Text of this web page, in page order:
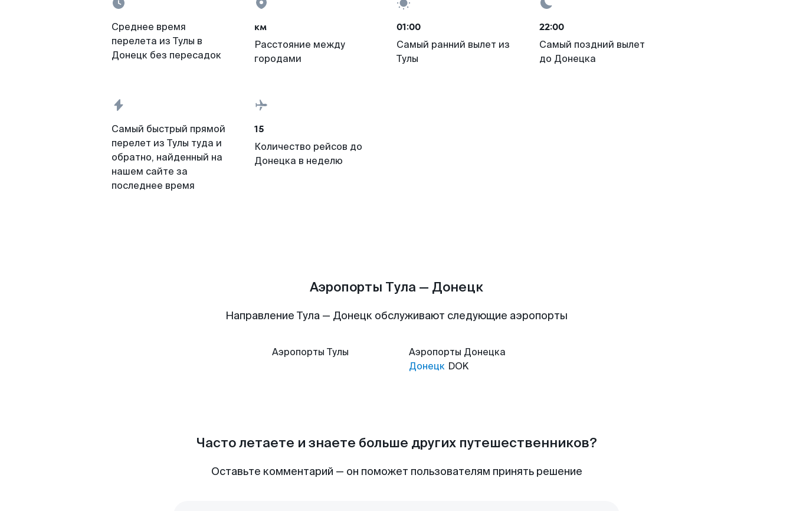
Среднее время
перелета из Тулы в
Донецк без пересадок
км
Расстояние между
городами
01:00
Самый ранний вылет из
Тулы
22:00
Самый поздний вылет
до Донецка
Самый быстрый прямой
перелет из Тулы туда и
обратно, найденный на
нашем сайте за
последнее время
15
Количество рейсов до
Донецка в неделю
Аэропорты Тула — Донецк
Направление Тула — Донецк обслуживают следующие аэропорты
Аэропорты Тулы Аэропорты Донецка
Донецк DOK
Часто летаете и знаете больше других путешественников?
Оставьте комментарий — он поможет пользователям принять решение